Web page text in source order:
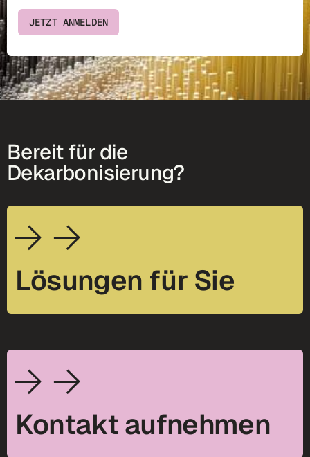
JETZT ANMELDEN
Bereit für die
Dekarbonisierung?
Lösungen für Sie
Kontakt aufnehmen